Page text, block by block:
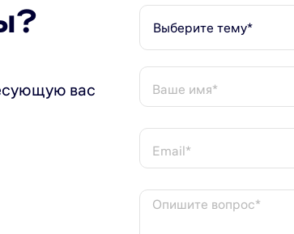
вас
Выберите тему*
Ваше имя*
Email*
Опишите вопрос*